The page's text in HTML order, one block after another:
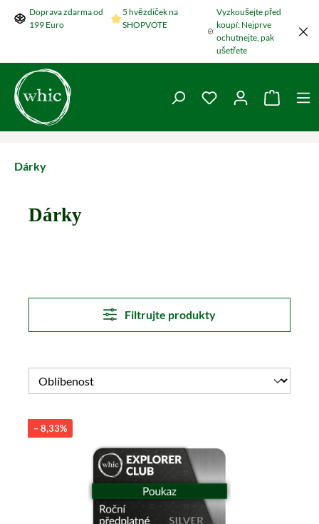
Přeskočit na hlavní obsah
Doprava zdarma od
199 Euro
5 hvězdiček na
SHOPVOTE
Vyzkoušejte před
koupí: Nejprve
ochutnejte, pak
ušetřete
Máte 0 položky v
Dárky
Dárky
Filtrujte produkty
– 8,33%